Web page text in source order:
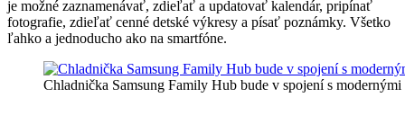
je možné zaznamenávať, zdieľať a updatovať kalendár, pripínať
fotografie, zdieľať cenné detské výkresy a písať poznámky. Všetko
ľahko a jednoducho ako na smartfóne.
Chladnička Samsung Family Hub bude v spojení s